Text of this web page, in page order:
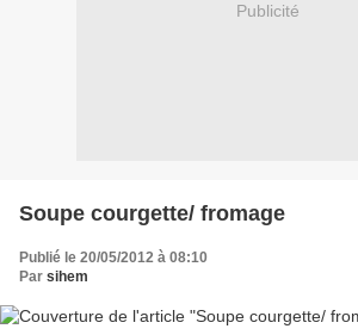
Publicité
Soupe courgette/ fromage
Publié le 20/05/2012 à 08:10
Par sihem